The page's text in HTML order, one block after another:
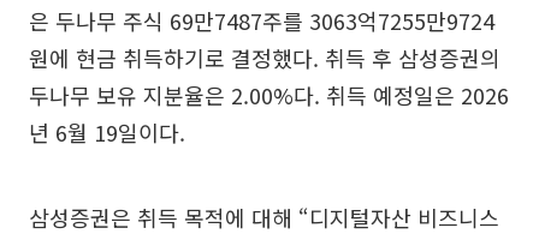
은 두나무 주식 69만7487주를 3063억7255만9724
원에 현금 취득하기로 결정했다. 취득 후 삼성증권의
두나무 보유 지분율은 2.00%다. 취득 예정일은 2026
년 6월 19일이다.
삼성증권은 취득 목적에 대해 “디지털자산 비즈니스